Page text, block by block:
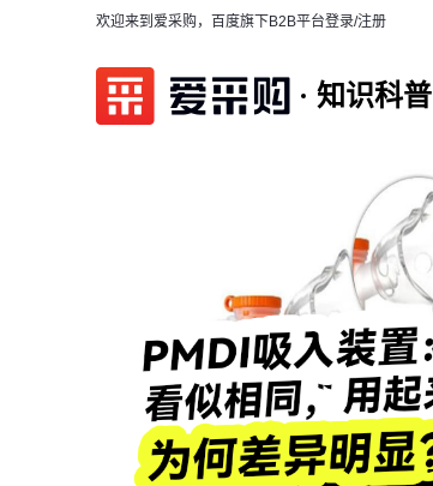
欢迎来到爱采购，百度旗下B2B平台登录/注册
知识科普